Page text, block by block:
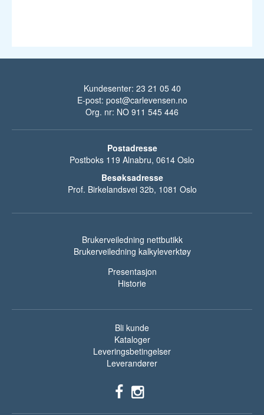
Kundesenter: 23 21 05 40
E-post: post@carlevensen.no
Org. nr: NO 911 545 446
Postadresse
Postboks 119 Alnabru, 0614 Oslo
Besøksadresse
Prof. Birkelandsvei 32b, 1081 Oslo
Brukerveiledning nettbutikk
Brukerveiledning kalkyleverktøy
Presentasjon
Historie
Bli kunde
Kataloger
Leveringsbetingelser
Leverandører